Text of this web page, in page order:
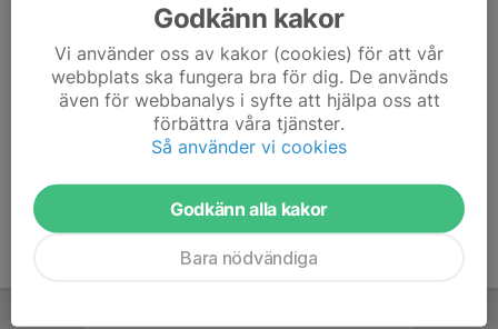
Här hamnar automatiskt de senaste nyheterna på hemsidan. För
att kunna börja administrera hemsidan loggar du in högst upp till
höger.
Godkänn kakor
Vi använder oss av kakor (cookies) för att vår
webbplats ska fungera bra för dig. De används
även för webbanalys i syfte att hjälpa oss att
förbättra våra tjänster.
Så använder vi cookies
Godkänn alla kakor
Bara nödvändiga